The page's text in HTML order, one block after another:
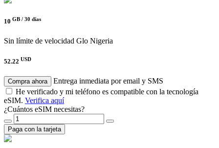
10 GB / 30 días
Sin límite de velocidad Glo Nigeria
52.22 USD
Compra ahora
Entrega inmediata por email y SMS
He verificado y mi teléfono es compatible con la tecnología
eSIM. Verifica aquí
¿Cuántos eSIM necesitas?
Paga con la tarjeta